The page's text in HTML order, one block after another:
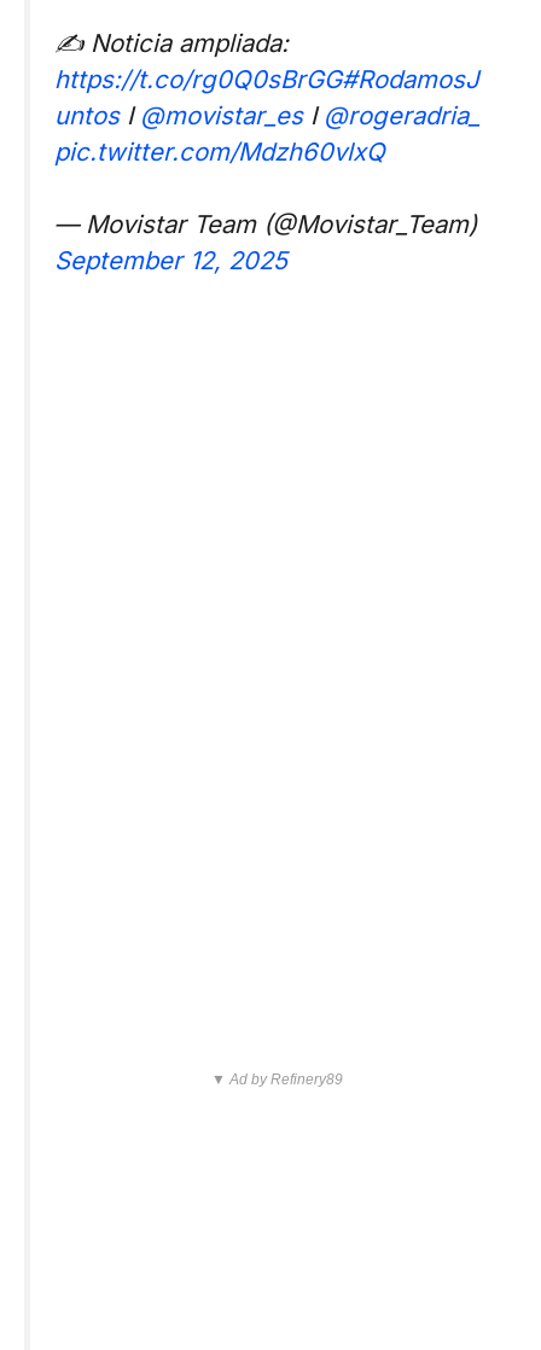
✍️ Noticia ampliada:
https://t.co/rg0Q0sBrGG#RodamosJ
untosI @movistar_esI @rogeradria_
pic.twitter.com/Mdzh60vlxQ
— Movistar Team (@Movistar_Team)
September 12, 2025
▼ Ad by Refinery89